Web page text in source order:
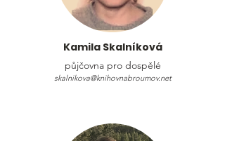
Kamila Skalníková
půjčovna pro dospělé
skalnikova@knihovnabroumov.net